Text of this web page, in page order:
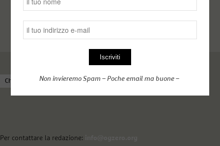
Chi siamo Come funziona OGzero Complici nel web
Per contattare la redazione:
Non invieremo Spam – Poche email ma buone –